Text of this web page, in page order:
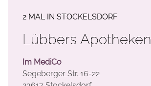
2 MAL IN STOCKELSDORF
Lübbers Apotheken
Im MediCo
Segeberger Str. 16-22